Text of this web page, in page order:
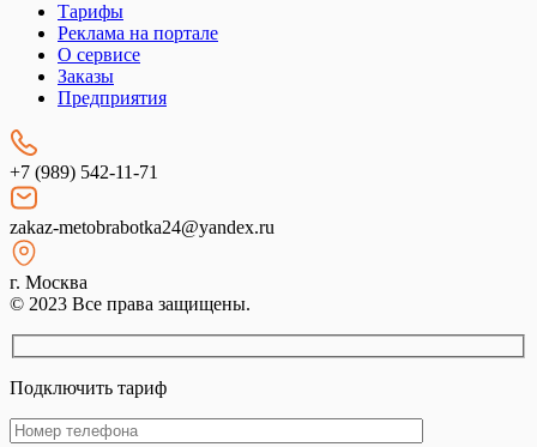
Тарифы
Реклама на портале
О сервисе
Заказы
Предприятия
+7 (989) 542-11-71
zakaz-metobrabotka24@yandex.ru
г. Москва
© 2023 Все права защищены.
Подключить тариф